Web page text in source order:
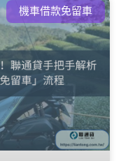
機車借款免留車